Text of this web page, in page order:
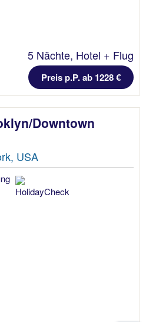
5 Nächte, Hotel + Flug
Preis p.P. ab 1228 €
Downtown
USA